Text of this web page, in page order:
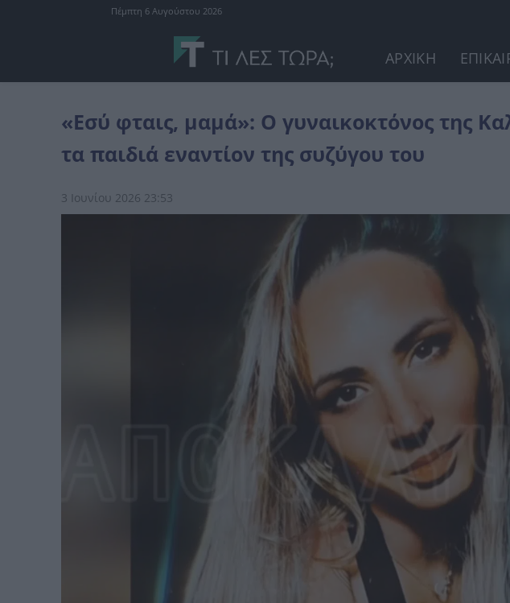
Πέμπτη 6 Αυγούστου 2026
ΑΡΧΙΚΗ
«Εσύ φταις, μαμά»: Ο γυναικοκτόνος της
τα παιδιά εναντίον της συζύγου του
3 Ιουνίου 2026 23:53